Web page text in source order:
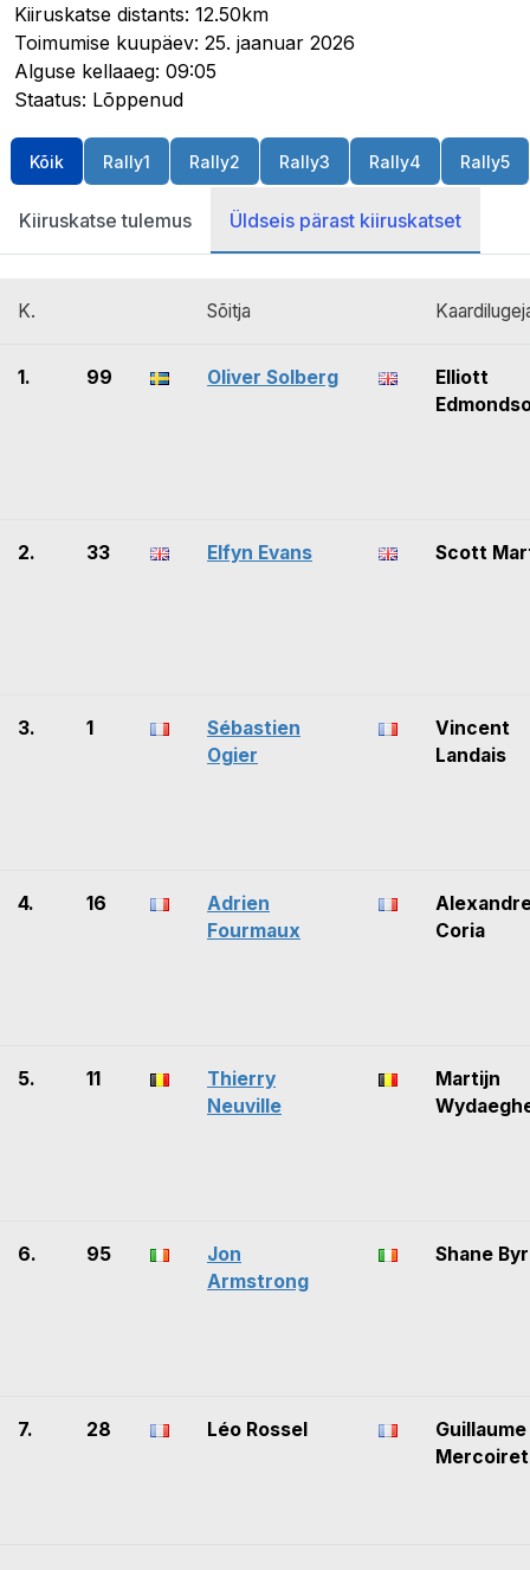
Kiiruskatse distants: 12.50km
Toimumise kuupäev: 25. jaanuar 2026
Alguse kellaaeg: 09:05
Staatus: Lõppenud
Kõik Rally1 Rally2 Rally3 Rally4 Rally5
Kiiruskatse tulemus Üldseis pärast kiiruskatset
K. Sõitja
1. 99 Oliver Solberg
Elliott
2. 33 Elfyn Evans Scott
3. 1
Sébastien
Ogier
Vincent
Landais
4. 16
Adrien
Fourmaux
Coria
5. 11
Thierry
Neuville
Martijn
6. 95
Jon
Armstrong
Shane
7. 28 Léo Rossel
Guillaume
Mercoiret